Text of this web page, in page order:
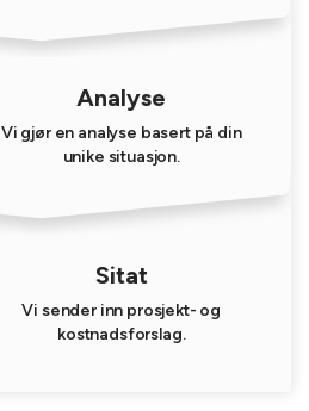
Analyse
Vi gjør en analyse basert på din
unike situasjon.
Sitat
Vi sender inn prosjekt- og
kostnadsforslag.